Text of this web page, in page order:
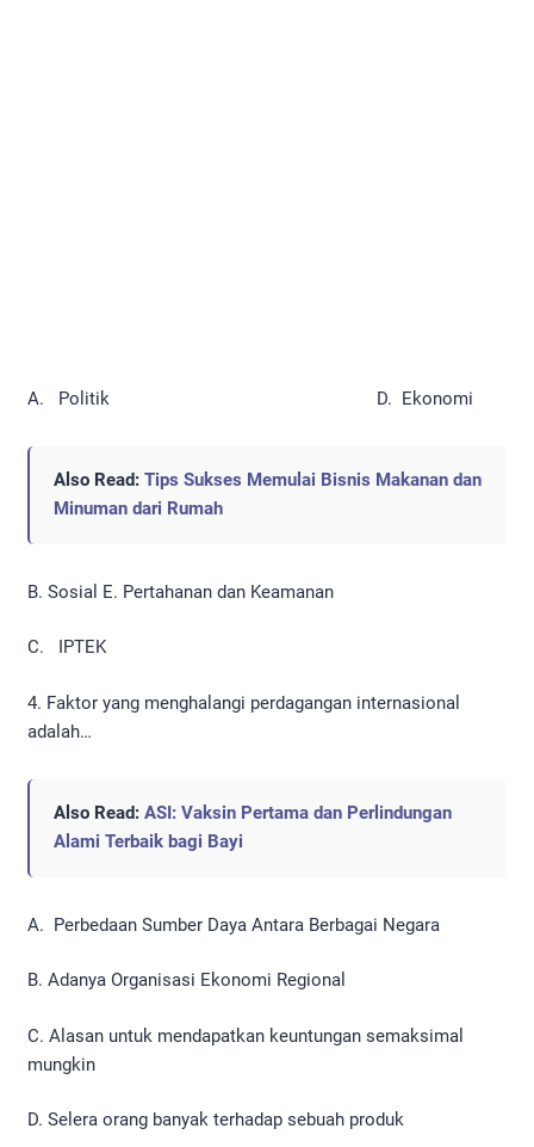
A. Politik D. Ekonomi
Also Read: Tips Sukses Memulai Bisnis Makanan dan
Minuman dari Rumah
B. Sosial E. Pertahanan dan Keamanan
C. IPTEK
4. Faktor yang menghalangi perdagangan internasional
adalah…
Also Read: ASI: Vaksin Pertama dan Perlindungan
Alami Terbaik bagi Bayi
A. Perbedaan Sumber Daya Antara Berbagai Negara
B. Adanya Organisasi Ekonomi Regional
C. Alasan untuk mendapatkan keuntungan semaksimal
mungkin
D. Selera orang banyak terhadap sebuah produk